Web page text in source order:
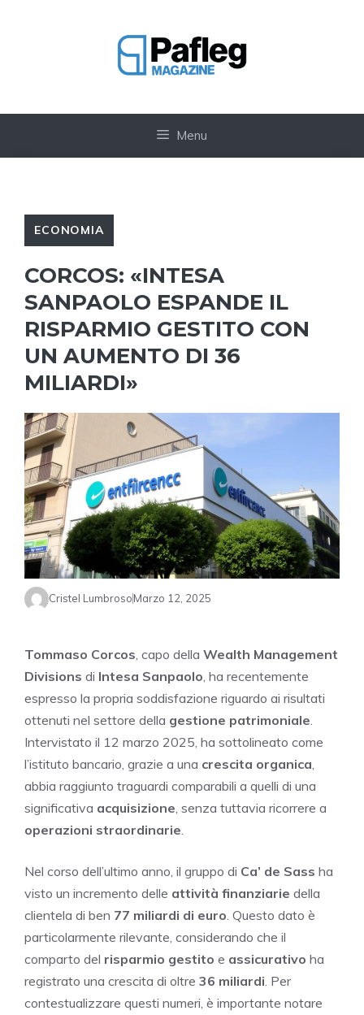
Menu
ECONOMIA
CORCOS: «INTESA
SANPAOLO ESPANDE IL
RISPARMIO GESTITO CON
UN AUMENTO DI 36
MILIARDI»
Cristel LumbrosoMarzo 12, 2025
Tommaso Corcos , capo della Wealth Management
Divisions di Intesa Sanpaolo , ha recentemente
espresso la propria soddisfazione riguardo ai risultati
ottenuti nel settore della gestione patrimoniale
Intervistato il 12 marzo 2025, ha sottolineato come
l’istituto bancario, grazie a una crescita organica
abbia raggiunto traguardi comparabili a quelli di una
significativa acquisizione , senza tuttavia ricorrere a
operazioni straordinarie
Nel corso dell’ultimo anno, il gruppo di Ca’ de Sass ha
visto un incremento delle attività finanziarie della
clientela di ben 77 miliardi di euro . Questo dato è
particolarmente rilevante, considerando che il
comparto del risparmio gestito e assicurativo ha
registrato una crescita di oltre 36 miliardi . Per
contestualizzare questi numeri, è importante notare